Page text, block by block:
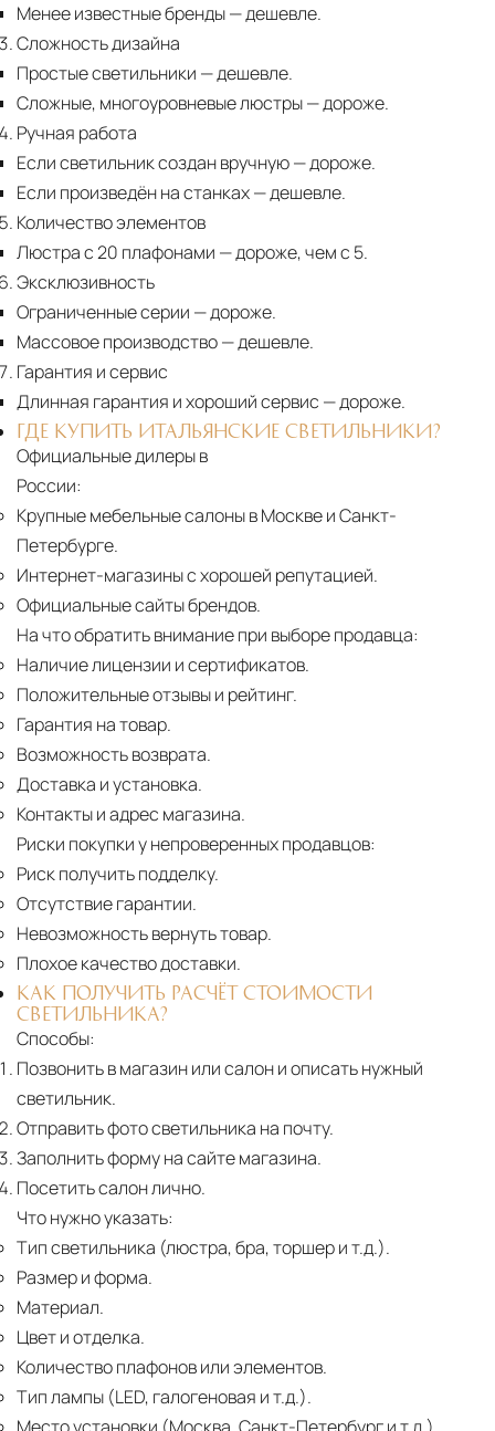
Менее известные бренды— дешевле.
Сложность дизайна
Простые светильники — дешевле.
Сложные, многоуровневые люстры— дороже.
Ручная работа
Если светильник создан вручную— дороже.
Если произведён на станках— дешевле.
Количество элементов
Люстра с 20 плафонами — дороже, чем с 5.
Эксклюзивность
Ограниченные серии — дороже.
Массовое производство— дешевле.
Гарантия и сервис
Длинная гарантия и хороший сервис — дороже.
ГДЕ КУПИТЬ ИТАЛЬЯНСКИЕ СВЕТИЛЬНИКИ?
Официальные дилеры в
России:
Крупные мебельные салоны в Москве и Санкт-
Петербурге.
Интернет-магазины с хорошей репутацией.
Официальные сайты брендов.
На что обратить внимание при выборе продавца:
Наличие лицензии и сертификатов.
Положительные отзывы и рейтинг.
Гарантия на товар.
Возможность возврата.
Доставка и установка.
Контакты и адрес магазина.
Риски покупки у непроверенных продавцов:
Риск получить подделку.
Отсутствие гарантии.
Невозможность вернуть товар.
Плохое качество доставки.
КАК ПОЛУЧИТЬ РАСЧЁТ СТОИМОСТИ
СВЕТИЛЬНИКА?
Способы:
Позвонить в магазин или салон и описать нужный
светильник.
Отправить фото светильника на почту.
Заполнить форму на сайте магазина.
Посетить салон лично.
Что нужно указать:
Тип светильника (люстра, бра, торшер и т.д.).
Размер и форма.
Материал.
Цвет и отделка.
Количество плафонов или элементов.
Тип лампы (LED, галогеновая и т.д.).